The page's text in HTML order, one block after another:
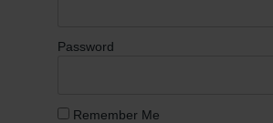
Password
Remember Me